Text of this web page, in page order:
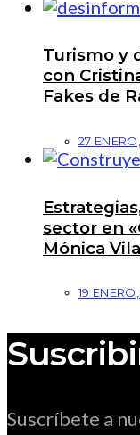
Turismo y
con
Fakes de
27
sector en
Mónica Vila
19
Suscríbete a